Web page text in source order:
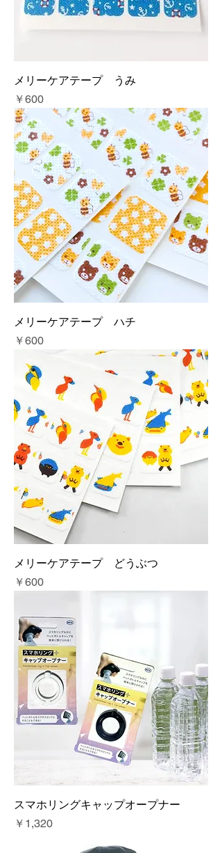
メリーケアテープ うみ
価格
￥600
メリーケアテープ ハチ
価格
￥600
メリーケアテープ どうぶつ
価格
￥600
スマホリングキャップオープナー
価格
￥1,320